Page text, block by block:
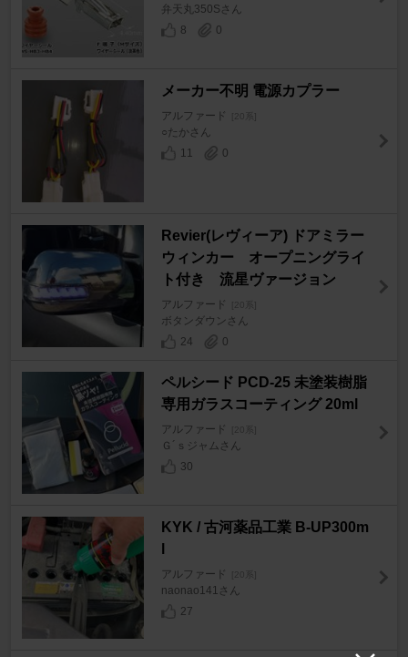
弁天丸350Sさん
8
0
メーカー不明 電源カプラー
アルファード [20系]
○たかさん
11
0
Revier(レヴィーア) ドアミラー
ウィンカー オープニングライ
ト付き 流星ヴァージョン
アルファード [20系]
ボタンダウンさん
24
0
ペルシード PCD-25 未塗装樹脂
専用ガラスコーティング 20ml
アルファード [20系]
Ｇ´ｓジャムさん
30
KYK / 古河薬品工業 B-UP300m
アルファード [20系]
naonao141さん
27